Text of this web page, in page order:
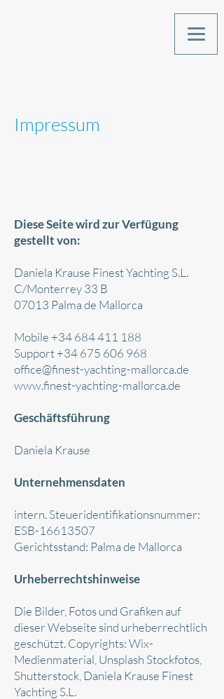
Impressum
Diese Seite wird zur Verfügung
gestellt von:
Daniela Krause Finest Yachting S.L.
C/Monterrey 33 B
07013 Palma de Mallorca
Mobile +34 684 411 188
Support +34 675 606 968
office@finest-yachting-mallorca.de
www.finest-yachting-mallorca.de
Geschäftsführung
Daniela Krause
Unternehmensdaten
intern. Steueridentifikationsnummer:
ESB-16613507
Gerichtsstand: Palma de Mallorca
Urheberrechtshinweise
Die Bilder, Fotos und Grafiken auf
dieser Webseite sind urheberrechtlich
geschützt. Copyrights: Wix-
Medienmaterial, Unsplash Stockfotos,
Shutterstock, Daniela Krause Finest
Yachting S.L.